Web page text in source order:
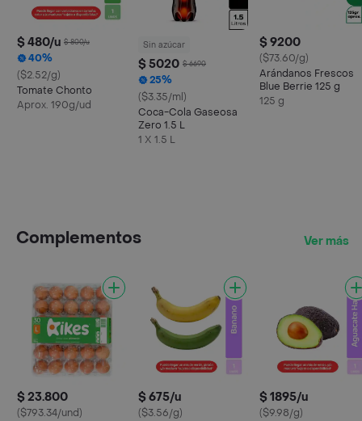
$ 480/u $ 800/u
40%
($2.52/g)
Tomate Chonto
Aprox. 190g/ud
Sin azúcar
$ 5020 $ 6690
25%
($3.35/ml)
Coca-Cola Gaseosa
Zero 1.5 L
1 X 1.5 L
$ 9200
($73.60/g)
Arándanos Frescos
Blue Berrie 125 g
125 g
Complementos Ver más
$ 23.800
($793.34/und)
$ 675/u
($3.56/g)
$ 1895/u
($9.98/g)